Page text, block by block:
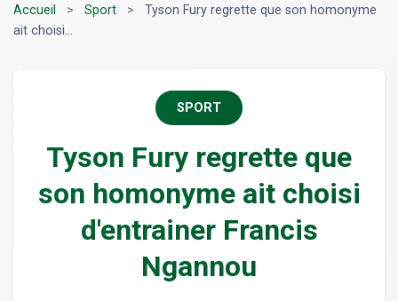
Accueil > Sport >
Tyson Fury regrette que son homonyme
ait choisi...
SPORT
Tyson Fury regrette que
son homonyme ait choisi
d'entrainer Francis
Ngannou